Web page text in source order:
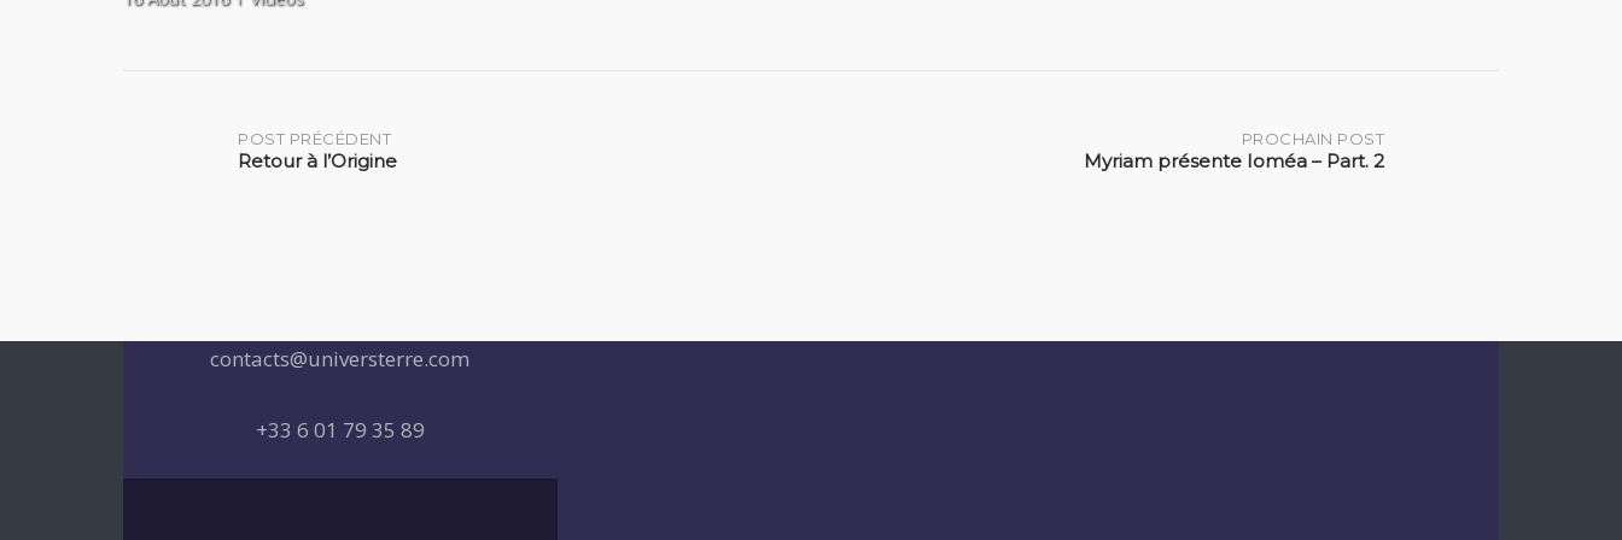
POST PRÉCÉDENT
Retour à l’Origine
PROCHAIN POST
Myriam présente Ioméa – Part. 2
contacts@universterre.com
+33 6 01 79 35 89